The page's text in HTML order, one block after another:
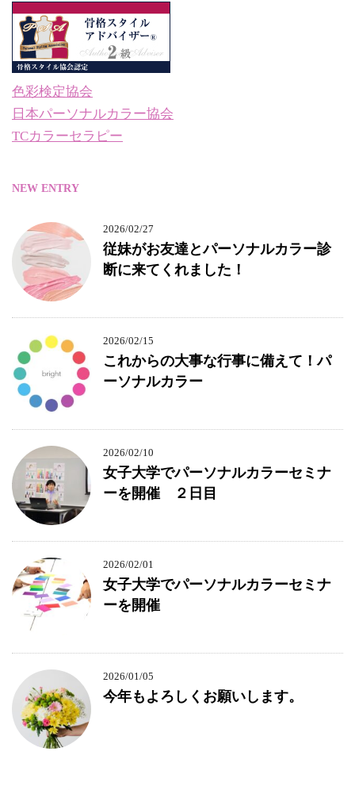
色彩検定協会
日本パーソナルカラー協会
TCカラーセラピー
NEW ENTRY
2026/02/27
従妹がお友達とパーソナルカラー診
断に来てくれました！
2026/02/15
これからの大事な行事に備えて！パ
ーソナルカラー
2026/02/10
女子大学でパーソナルカラーセミナ
ーを開催 ２日目
2026/02/01
女子大学でパーソナルカラーセミナ
ーを開催
2026/01/05
今年もよろしくお願いします。